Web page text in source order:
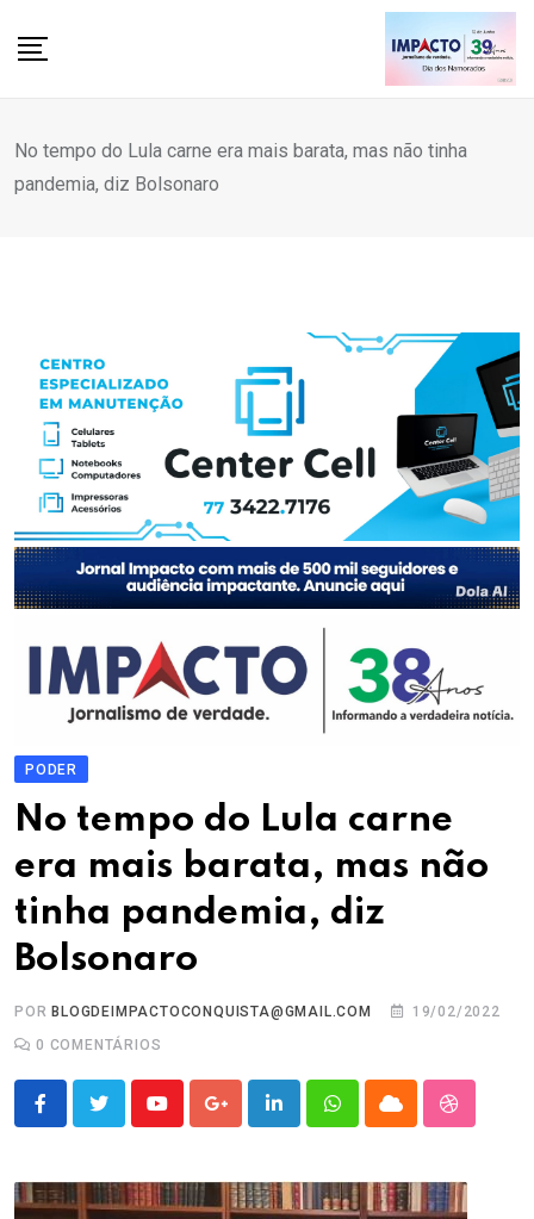
No tempo do Lula carne era mais barata, mas não tinha
pandemia, diz Bolsonaro
PODER
No tempo do Lula carne
era mais barata, mas não
tinha pandemia, diz
Bolsonaro
POR BLOGDEIMPACTOCONQUISTA@GMAIL.COM
19/02/2022
0 COMENTÁRIOS
YoutubeGoogle+LinkedInWhatsappCloud